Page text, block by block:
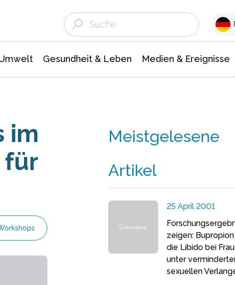
Gesundheit & Leben Medien & Ereignisse
im
für
Meistgelesene
Artikel
25 April 2001
zeigen:
die Libido bei
unter
sexuellen